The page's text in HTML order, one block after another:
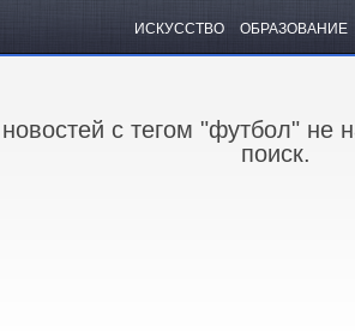
ИСКУССТВО ОБРАЗОВАНИЕ
с тегом "футбол" не
поиск.